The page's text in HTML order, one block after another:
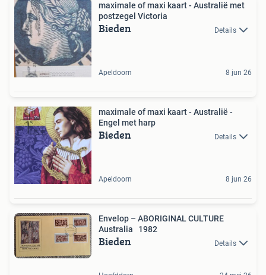
maximale of maxi kaart - Australië met
postzegel Victoria
Bieden Details
Apeldoorn 8 jun 26
maximale of maxi kaart - Australië -
Engel met harp
Bieden Details
Apeldoorn 8 jun 26
Envelop – ABORIGINAL CULTURE
Australia 1982
Bieden Details